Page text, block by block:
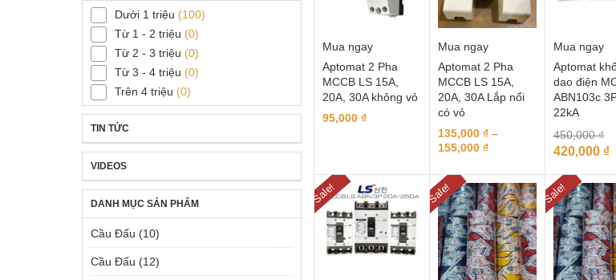
Mua ngay
Aptomat 2 Pha
MCCB LS 15A,
20A, 30A không vỏ
95,000 ₫
Mua ngay
Aptomat 2 Pha
MCCB LS 15A,
20A, 30A Lắp nổi
có vỏ
135,000 ₫ –
155,000 ₫
Mua ngay
Aptomat
dao điện
ABN103c
22kA
450,000₫
420,000 ₫
Sale! Sale! Sale!
Dưới 1 triệu (100)
Từ 1 - 2 triệu (0)
Từ 2 - 3 triệu (0)
Từ 3 - 4 triệu (0)
Trên 4 triệu (0)
TIN TỨC
VIDEOS
DANH MỤC SẢN PHẨM
Cầu Đấu (10)
Cầu Đấu (12)